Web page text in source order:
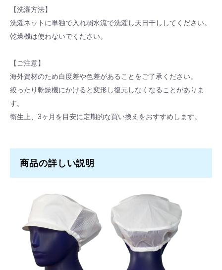
【洗濯方法】
洗濯ネットに単独で入れ弱水流で洗濯し天日干ししてください。
乾燥機は使わないでください。
【ご注意】
海外資材のため白度差や色差があることをご了承ください。
絞ったり乾燥機にかけると変形し復元しなくなることがありま
す。
衛生上、3ヶ月を目安に定期的な買い換えをおすすめします。
商品の詳しい説明